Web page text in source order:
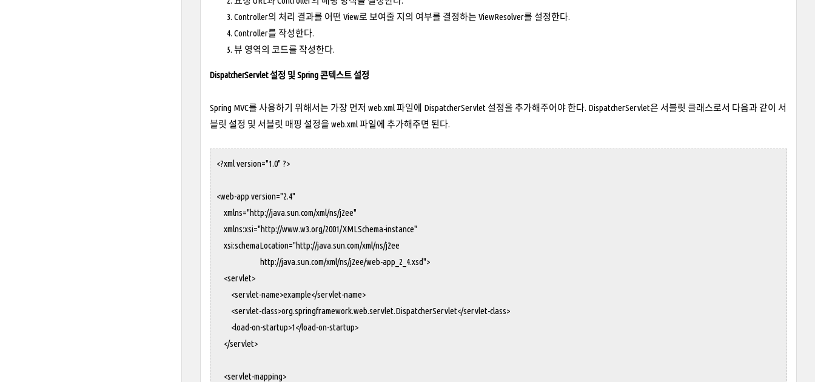
Controller의 처리 결과를 어떤 View로 보여줄 지의 여부를 결정하는 ViewResolver를 설정한다.
Controller를 작성한다.
뷰 영역의 코드를 작성한다.
DispatcherServlet 설정 및 Spring 콘텍스트 설정
Spring MVC를 사용하기 위해서는 가장 먼저 web.xml 파일에 DispatcherServlet 설정을 추가해주어야 한다. DispatcherServlet은 서블릿 클래스로서 다음과 같이 서
블릿 설정 및 서블릿 매핑 설정을 web.xml 파일에 추가해주면 된다.
<?xml version="1.0" ?>
<web-app version="2.4"
xmlns="http://java.sun.com/xml/ns/j2ee"
xmlns:xsi="http://www.w3.org/2001/XMLSchema-instance"
xsi:schemaLocation="http://java.sun.com/xml/ns/j2ee
http://java.sun.com/xml/ns/j2ee/web-app_2_4.xsd">
<servlet>
<servlet-name>example</servlet-name>
<servlet-class>org.springframework.web.servlet.DispatcherServlet</servlet-class>
<load-on-startup>1</load-on-startup>
</servlet>
<servlet-mapping>